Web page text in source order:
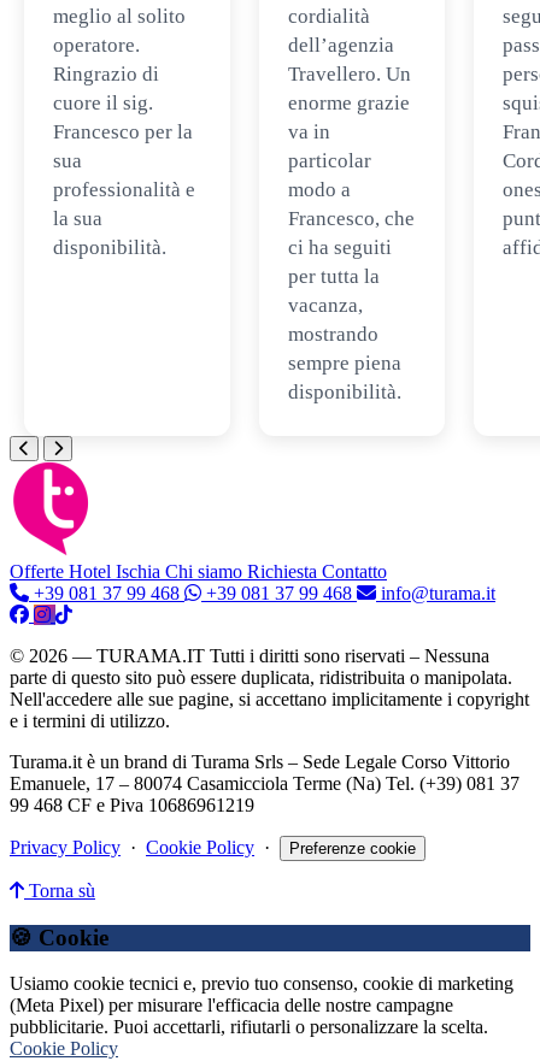
meglio al solito
operatore.
Ringrazio di
cuore il sig.
Francesco per la
sua
professionalità e
la sua
disponibilità.
cordialità
dell’agenzia
Travellero. Un
enorme grazie
va in
particolar
modo a
Francesco, che
ci ha seguiti
per tutta la
vacanza,
mostrando
sempre piena
disponibilità.
Offerte Hotel Ischia Chi siamo Richiesta Contatto
+39 081 37 99 468
+39 081 37 99 468 info@turama.it
© 2026 — TURAMA.IT Tutti i diritti sono riservati – Nessuna
parte di questo sito può essere duplicata, ridistribuita o manipolata.
Nell'accedere alle sue pagine, si accettano implicitamente i copyright
e i termini di utilizzo.
Turama.it è un brand di Turama Srls – Sede Legale Corso Vittorio
Emanuele, 17 – 80074 Casamicciola Terme (Na) Tel. (+39) 081 37
99 468 CF e Piva 10686961219
Privacy Policy · Cookie Policy · Preferenze cookie
Torna sù
🍪 Cookie
Usiamo cookie tecnici e, previo tuo consenso, cookie di marketing
(Meta Pixel) per misurare l'efficacia delle nostre campagne
pubblicitarie. Puoi accettarli, rifiutarli o personalizzare la scelta.
Cookie Policy